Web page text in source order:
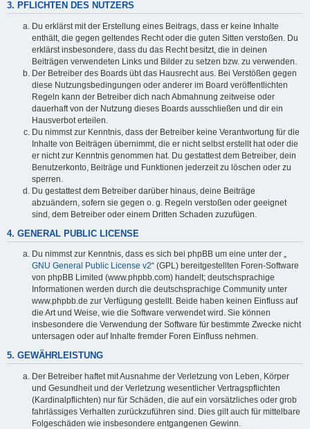
3. PFLICHTEN DES NUTZERS
Du erklärst mit der Erstellung eines Beitrags, dass er keine Inhalte
enthält, die gegen geltendes Recht oder die guten Sitten verstoßen. Du
erklärst insbesondere, dass du das Recht besitzt, die in deinen
Beiträgen verwendeten Links und Bilder zu setzen bzw. zu verwenden.
Der Betreiber des Boards übt das Hausrecht aus. Bei Verstößen gegen
diese Nutzungsbedingungen oder anderer im Board veröffentlichten
Regeln kann der Betreiber dich nach Abmahnung zeitweise oder
dauerhaft von der Nutzung dieses Boards ausschließen und dir ein
Hausverbot erteilen.
Du nimmst zur Kenntnis, dass der Betreiber keine Verantwortung für die
Inhalte von Beiträgen übernimmt, die er nicht selbst erstellt hat oder die
er nicht zur Kenntnis genommen hat. Du gestattest dem Betreiber, dein
Benutzerkonto, Beiträge und Funktionen jederzeit zu löschen oder zu
sperren.
Du gestattest dem Betreiber darüber hinaus, deine Beiträge
abzuändern, sofern sie gegen o. g. Regeln verstoßen oder geeignet
sind, dem Betreiber oder einem Dritten Schaden zuzufügen.
4. GENERAL PUBLIC LICENSE
Du nimmst zur Kenntnis, dass es sich bei phpBB um eine unter der „
GNU General Public License v2“ (GPL) bereitgestellten Foren-Software
von phpBB Limited (www.phpbb.com) handelt; deutschsprachige
Informationen werden durch die deutschsprachige Community unter
www.phpbb.de zur Verfügung gestellt. Beide haben keinen Einfluss auf
die Art und Weise, wie die Software verwendet wird. Sie können
insbesondere die Verwendung der Software für bestimmte Zwecke nicht
untersagen oder auf Inhalte fremder Foren Einfluss nehmen.
5. GEWÄHRLEISTUNG
Der Betreiber haftet mit Ausnahme der Verletzung von Leben, Körper
und Gesundheit und der Verletzung wesentlicher Vertragspflichten
(Kardinalpflichten) nur für Schäden, die auf ein vorsätzliches oder grob
fahrlässiges Verhalten zurückzuführen sind. Dies gilt auch für mittelbare
Folgeschäden wie insbesondere entgangenen Gewinn.